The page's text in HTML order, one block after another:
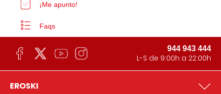
¡Me apunto!
Faqs
944 943 444
L-S de 9:00h a 22:00h
EROSKI